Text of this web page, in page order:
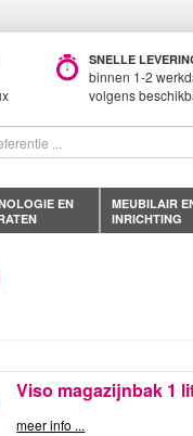
SNELLE
binnen 1-2
volgens
EN
MEUBILAIR
INRICHTING
Viso magazijnbak 1
meer info ...